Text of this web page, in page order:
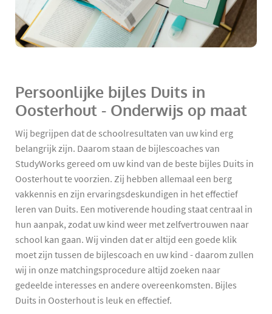
Persoonlijke bijles Duits in
Oosterhout - Onderwijs op maat
Wij begrijpen dat de schoolresultaten van uw kind erg
belangrijk zijn. Daarom staan de bijlescoaches van
StudyWorks gereed om uw kind van de beste bijles Duits in
Oosterhout te voorzien. Zij hebben allemaal een berg
vakkennis en zijn ervaringsdeskundigen in het effectief
leren van Duits. Een motiverende houding staat centraal in
hun aanpak, zodat uw kind weer met zelfvertrouwen naar
school kan gaan. Wij vinden dat er altijd een goede klik
moet zijn tussen de bijlescoach en uw kind - daarom zullen
wij in onze matchingsprocedure altijd zoeken naar
gedeelde interesses en andere overeenkomsten. Bijles
Duits in Oosterhout is leuk en effectief.